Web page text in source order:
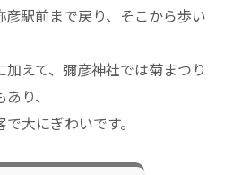
駅前まで戻り、そこから歩い
えて、彌彦神社では菊まつり
り、
大にぎわいです。